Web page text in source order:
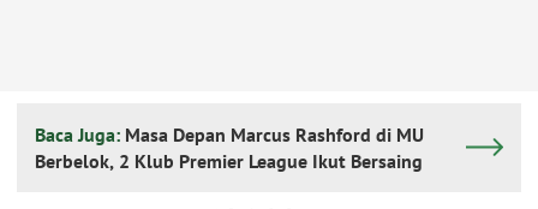
Baca Juga: Masa Depan Marcus Rashford di MU
Berbelok, 2 Klub Premier League Ikut Bersaing